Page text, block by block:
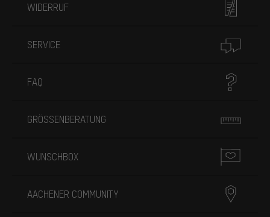
WIDERRUF
SERVICE
FAQ
GRÖSSENBERATUNG
WUNSCHBOX
AACHENER COMMUNITY